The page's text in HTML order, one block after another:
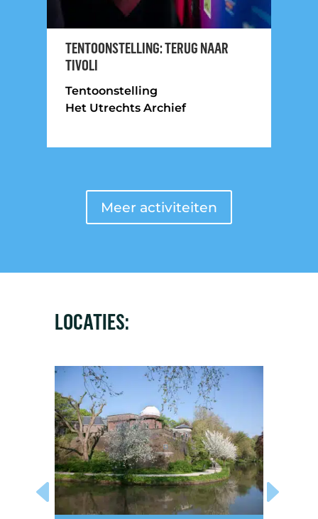
TENTOONSTELLING: TERUG NAAR
TIVOLI
Tentoonstelling
Het Utrechts Archief
Meer activiteiten
LOCATIES: